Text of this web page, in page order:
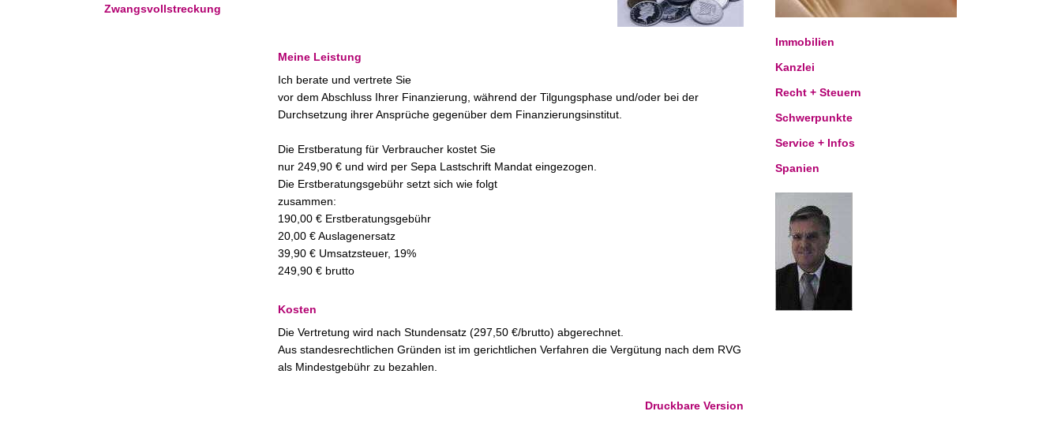
Zwangsvollstreckung
Meine Leistung
Ich berate und vertrete Sie
vor dem Abschluss Ihrer Finanzierung, während der Tilgungsphase und/oder bei der
Durchsetzung ihrer Ansprüche gegenüber dem Finanzierungsinstitut.
Die Erstberatung für Verbraucher kostet Sie
nur 249,90 € und wird per Sepa Lastschrift Mandat eingezogen.
Die Erstberatungsgebühr setzt sich wie folgt
zusammen:
190,00 € Erstberatungsgebühr
20,00 € Auslagenersatz
39,90 € Umsatzsteuer, 19%
249,90 € brutto
Kosten
Die Vertretung wird nach Stundensatz (297,50 €/brutto) abgerechnet.
Aus standesrechtlichen Gründen ist im gerichtlichen Verfahren die Vergütung nach dem RVG
als Mindestgebühr zu bezahlen.
Druckbare Version
Immobilien
Kanzlei
Recht + Steuern
Schwerpunkte
Service + Infos
Spanien